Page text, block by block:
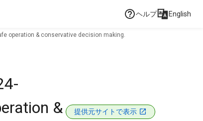
ヘルプ English
operation & conservative decision making.
&
提供元サイトで表示